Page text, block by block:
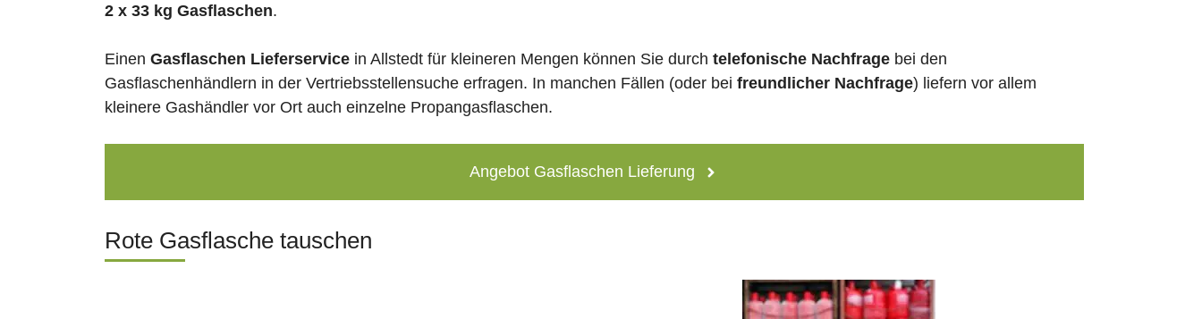
2 x 33 kg Gasflaschen.
Einen Gasflaschen Lieferservice in Allstedt für kleineren Mengen können Sie durch telefonische Nachfrage bei den
Gasflaschenhändlern in der Vertriebsstellensuche erfragen. In manchen Fällen (oder bei freundlicher Nachfrage) liefern vor allem
kleinere Gashändler vor Ort auch einzelne Propangasflaschen.
Angebot Gasflaschen Lieferung
Rote Gasflasche tauschen